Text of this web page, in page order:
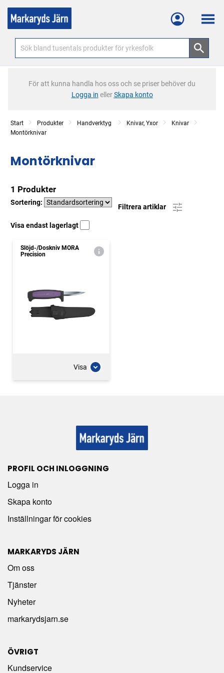
Meny
För att kunna handla hos oss och se priser behöver du
Logga in ellerSkapa konto
Start Produkter Handverktyg Knivar, Yxor
Knivar
Montörknivar
Montörknivar
1 Produkter
Sortering:
Filtrera artiklar
Visa endast lagerlagt
Slöjd-/Doskniv MORA
Precision
Visa
PROFIL OCH INLOGGNING
Logga in
Skapa konto
Inställningar för cookies
MARKARYDS JÄRN
Om oss
Tjänster
Nyheter
markarydsjarn.se
ÖVRIGT
Kundservice